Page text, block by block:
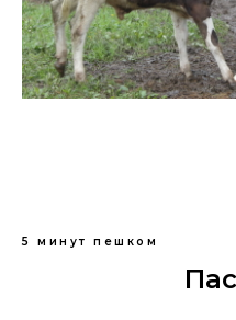
5 минут пешком